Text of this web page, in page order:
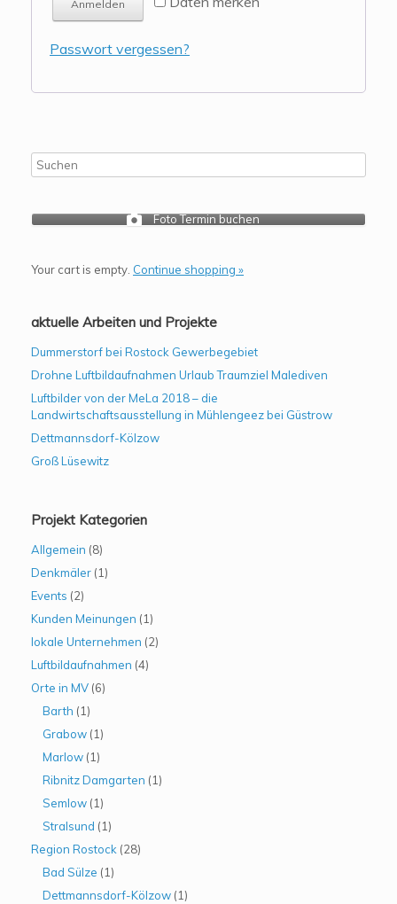
Anmelden
Passwort vergessen?
Foto Termin buchen
Your cart is empty. Continue shopping »
aktuelle Arbeiten und Projekte
Dummerstorf bei Rostock Gewerbegebiet
Drohne Luftbildaufnahmen Urlaub Traumziel Malediven
Luftbilder von der MeLa 2018 – die
Landwirtschaftsausstellung in Mühlengeez bei Güstrow
Dettmannsdorf-Kölzow
Groß Lüsewitz
Projekt Kategorien
Allgemein (8)
Denkmäler (1)
Events (2)
Kunden Meinungen (1)
lokale Unternehmen (2)
Luftbildaufnahmen (4)
Orte in MV (6)
Barth (1)
Grabow (1)
Marlow (1)
Ribnitz Damgarten (1)
Semlow (1)
Stralsund (1)
Region Rostock (28)
Bad Sülze (1)
Dettmannsdorf-Kölzow (1)